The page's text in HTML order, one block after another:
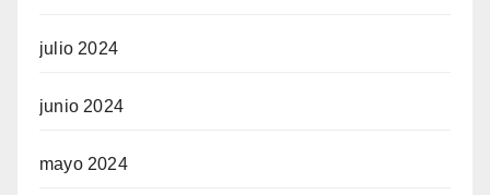
julio 2024
junio 2024
mayo 2024